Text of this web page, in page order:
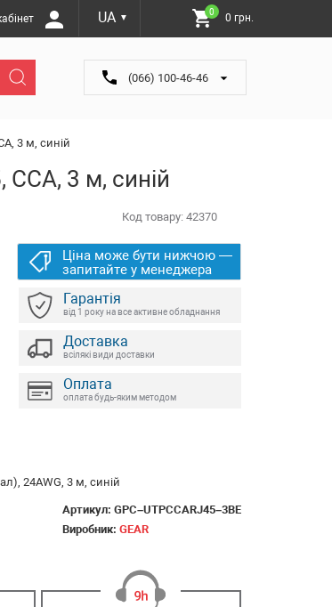
UA ▼
0 0 грн.
(066) 100-46-46
3 м, синій
3 м, синій
Код товару: 42370
Ціна може бути нижчою —
запитайте у менеджера
Гарантія
від 1 року на все активне обладнання
Доставка
всілякі види доставки
Оплата
оплата будь-яким методом
24AWG, 3 м, синій
Артикул: GPC–UTPCCARJ45–3BE
Виробник: GEAR